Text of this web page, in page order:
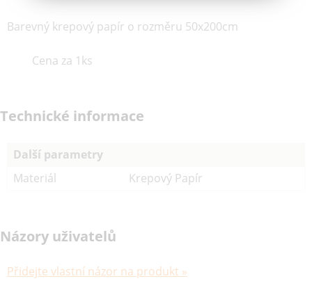
Barevný krepový papír o rozměru 50x200cm
Cena za 1ks
Technické informace
Další parametry
Materiál
Krepový Papír
Názory uživatelů
Přidejte vlastní názor na produkt »